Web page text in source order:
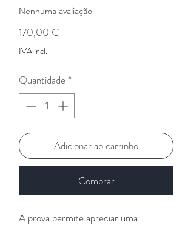
Nenhuma avaliação
170,00 €
IVA incl.
Quantidade*
Adicionar ao carrinho
Comprar
A prova permite apreciar uma